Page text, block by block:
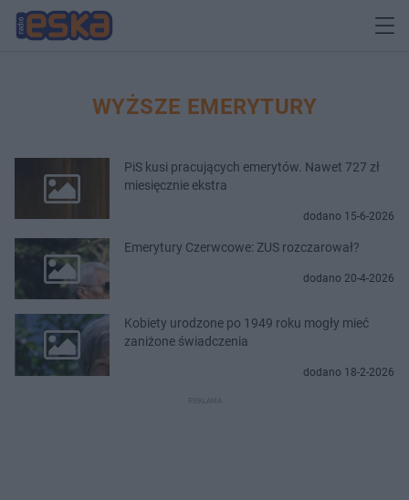
WYŻSZE EMERYTURY
PiS kusi pracujących emerytów. Nawet 727 zł
miesięcznie ekstra
dodano 15-6-2026
Emerytury Czerwcowe: ZUS rozczarował?
dodano 20-4-2026
Kobiety urodzone po 1949 roku mogły mieć
zaniżone świadczenia
dodano 18-2-2026